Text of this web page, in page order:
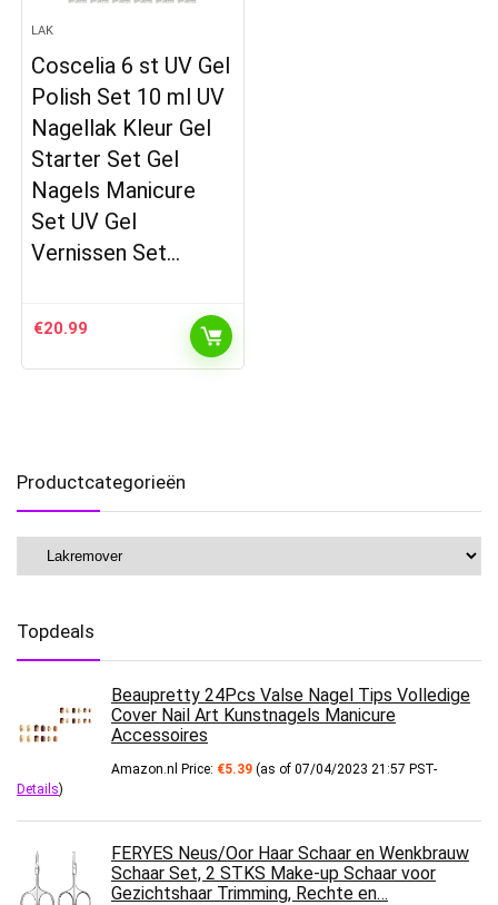
LAK
Coscelia 6 st UV Gel
Polish Set 10 ml UV
Nagellak Kleur Gel
Starter Set Gel
Nagels Manicure
Set UV Gel
Vernissen Set…
€20.99
Productcategorieën
Topdeals
Beaupretty 24Pcs Valse Nagel Tips Volledige
Cover Nail Art Kunstnagels Manicure
Accessoires
Amazon.nl Price: €5.39 (as of 07/04/2023 21:57 PST-
Details)
FERYES Neus/Oor Haar Schaar en Wenkbrauw
Schaar Set, 2 STKS Make-up Schaar voor
Gezichtshaar Trimming, Rechte en…